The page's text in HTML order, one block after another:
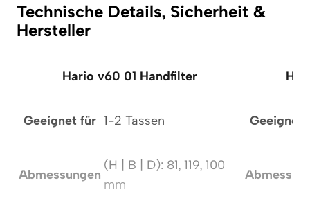
Technische Details, Sicherheit &
Hersteller
Hario v60 01 Handfilter
Geeignet für 1-2 Tassen
Abmessungen
(H | B | D): 81, 119, 100
mm
Geeignet